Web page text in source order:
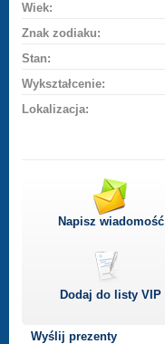
Wiek:
Znak zodiaku:
Stan:
Wykształcenie:
Lokalizacja:
Napisz wiadomość
Dodaj do listyVIP
Wyślij prezenty